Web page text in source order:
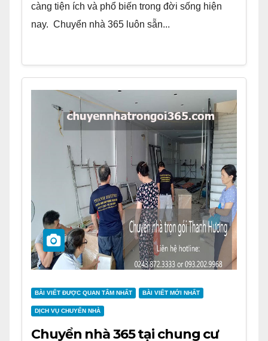
càng tiện ích và phổ biến trong đời sống hiện
nay. Chuyển nhà 365 luôn sẵn...
BÀI VIẾT ĐƯỢC QUAN TÂM NHẤT BÀI VIẾT MỚI NHẤT
DỊCH VỤ CHUYỂN NHÀ
Chuyển nhà 365 tại chung cư